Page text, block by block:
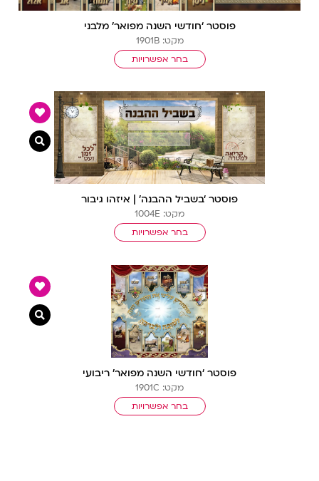
פוסטר ‘חודשי השנה מפואר’ מלבני
מקט: 1901B
בחר אפשרויות
פוסטר ‘בשביל ההבנה’ | איזהו גיבור
מקט: 1004E
בחר אפשרויות
צפייה
פוסטר ‘חודשי השנה מפואר’ ריבועי
מקט: 1901C
בחר אפשרויות
צפייה